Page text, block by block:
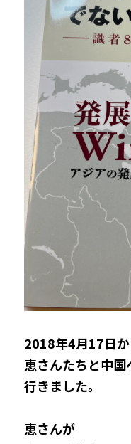
2018年4月17日
恵さんたちと中
行きました。
恵さんが